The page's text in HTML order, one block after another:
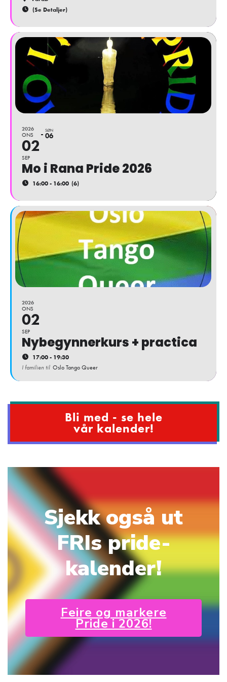
(Se Detaljer)
2026
ONS
02
SEP
SØN
06
Mo i Rana Pride 2026
16:00 - 16:00 (6)
2026
ONS
02
SEP
Nybegynnerkurs + practica
17:00 - 19:30
I familien til Oslo Tango Queer
Bli med - se hele
vår kalender!
Sjekk også ut
FRIs pride-
kalender!
Feire og markere
Pride i 2026!